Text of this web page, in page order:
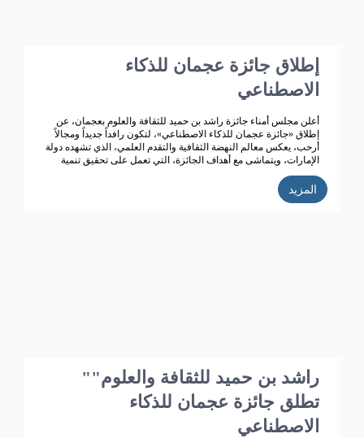
إطلاق جائزة عجمان للذكاء
الاصطناعي
أعلن مجلس أمناء جائزة راشد بن حميد للثقافة والعلوم بعجمان، عن
إطلاق «جائزة عجمان للذكاء الاصطناعي»، لتكون رافداً جديداً ومجالاً
أرحب، يعكس معالم النهضة الثقافية والتقدم العلمي، الذي تشهده دولة
الإمارات، ويتماشى مع أهداف الجائزة، التي تعمل على تحقيق تنمية
ثقافية متميزة.
المزيد
"راشد بن حميد للثقافة والعلوم"
تطلق جائزة عجمان للذكاء
الاصطناعي